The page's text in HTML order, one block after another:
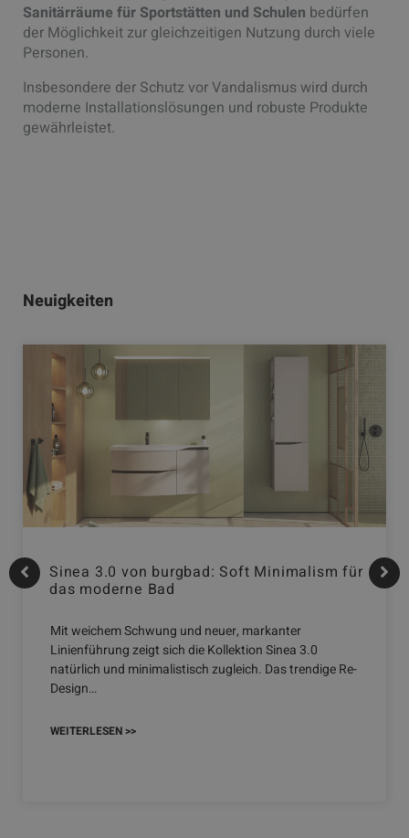
Sanitärräume für Sportstätten und Schulen bedürfen
der Möglichkeit zur gleichzeitigen Nutzung durch viele
Personen.
Insbesondere der Schutz vor Vandalismus wird durch
moderne Installationslösungen und robuste Produkte
gewährleistet.
Neuigkeiten
Sinea 3.0 von burgbad: Soft Minimalism für
das moderne Bad
Mit weichem Schwung und neuer, markanter
Linienführung zeigt sich die Kollektion Sinea 3.0
natürlich und minimalistisch zugleich. Das trendige Re-
Design…
WEITERLESEN >>